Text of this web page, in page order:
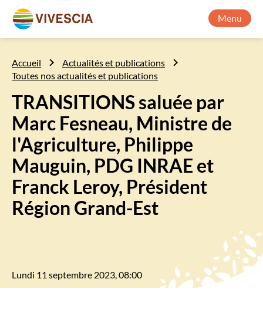
Menu
Accueil
Actualités et publications
Toutes nos actualités et publications
TRANSITIONS saluée par
Marc Fesneau, Ministre de
l'Agriculture, Philippe
Mauguin, PDG INRAE et
Franck Leroy, Président
Région Grand-Est
Lundi 11 septembre 2023, 08:00